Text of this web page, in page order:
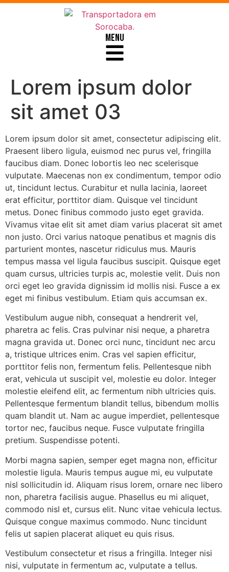
MENU
Lorem ipsum dolor
sit amet 03
Lorem ipsum dolor sit amet, consectetur adipiscing elit.
Praesent libero ligula, euismod nec purus vel, fringilla
faucibus diam. Donec lobortis leo nec scelerisque
vulputate. Maecenas non ex condimentum, tempor odio
ut, tincidunt lectus. Curabitur et nulla lacinia, laoreet
erat efficitur, porttitor diam. Quisque vel tincidunt
metus. Donec finibus commodo justo eget gravida.
Vivamus vitae elit sit amet diam varius placerat sit amet
non justo. Orci varius natoque penatibus et magnis dis
parturient montes, nascetur ridiculus mus. Mauris
tempus massa vel ligula faucibus suscipit. Quisque eget
quam cursus, ultricies turpis ac, molestie velit. Duis non
orci eget leo gravida dignissim id mollis nisi. Fusce a ex
eget mi finibus vestibulum. Etiam quis accumsan ex.
Vestibulum augue nibh, consequat a hendrerit vel,
pharetra ac felis. Cras pulvinar nisi neque, a pharetra
magna gravida ut. Donec orci nunc, tincidunt nec arcu
a, tristique ultrices enim. Cras vel sapien efficitur,
porttitor felis non, fermentum felis. Pellentesque nibh
erat, vehicula ut suscipit vel, molestie eu dolor. Integer
molestie eleifend elit, ac fermentum nibh ultricies quis.
Pellentesque fermentum blandit tellus, bibendum mollis
quam blandit ut. Nam ac augue imperdiet, pellentesque
tortor nec, faucibus neque. Fusce vulputate fringilla
pretium. Suspendisse potenti.
Morbi magna sapien, semper eget magna non, efficitur
molestie ligula. Mauris tempus augue mi, eu vulputate
nisl sollicitudin id. Aliquam risus lorem, ornare nec libero
non, pharetra facilisis augue. Phasellus eu mi aliquet,
commodo nisl et, cursus elit. Nunc vitae vehicula lectus.
Quisque congue maximus commodo. Nunc tincidunt
felis ut sapien placerat aliquet eu quis risus.
Vestibulum consectetur et risus a fringilla. Integer nisi
nisi, vulputate in fermentum ac, vulputate a tellus.